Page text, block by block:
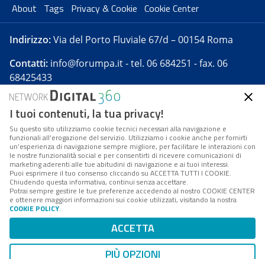
About Tags Privacy & Cookie Cookie Center
Indirizzo:Via del Porto Fluviale 67/d – 00154 Roma
Contatti: info@forumpa.it- tel. 06 684251 - fax. 06
68425433
Forumpa.itè una pubblicazione telematica iscritta
presso Registro della stampa del Tribunale di Roma -
Reg. n. 182 del 2 maggio 2008 - Direttore resp. Michela
Stentella
FPA s.r.l. è società soggetta a Direzione e
Coordinamento da parte di Digital360 S.p.A. - FPA s.r.l.
è un'azienda certificata per il sistema di management
Codice Fiscale/Partita IVA n. 10693191008 - R.E.A. Roma
n. 1249791. ISP AWS
Mappa del sito
I tuoi contenuti, la tua privacy!
Su questo sito utilizziamo cookie tecnici necessari alla navigazione e
funzionali all’erogazione del servizio. Utilizziamo i cookie anche per fornirti
un’esperienza di navigazione sempre migliore, per facilitare le interazioni con
le nostre funzionalità social e per consentirti di ricevere comunicazioni di
marketing aderenti alle tue abitudini di navigazione e ai tuoi interessi.
Puoi esprimere il tuo consenso cliccando su ACCETTA TUTTI I COOKIE.
Chiudendo questa informativa, continui senza accettare.
Potrai sempre gestire le tue preferenze accedendo al nostro COOKIE CENTER
e ottenere maggiori informazioni sui cookie utilizzati, visitando la nostra
COOKIE POLICY.
ACCETTA
PIÙ OPZIONI